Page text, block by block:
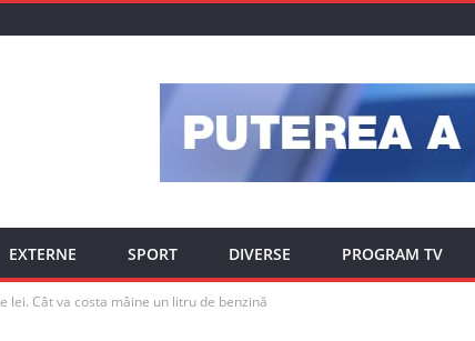
EXTERNE SPORT DIVERSE PROGRAM TV
lei. Cât va costa mâine un litru de benzină